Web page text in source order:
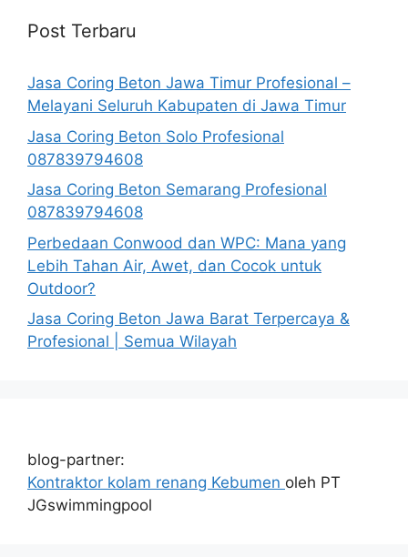
Post Terbaru
Jasa Coring Beton Jawa Timur Profesional –
Melayani Seluruh Kabupaten di Jawa Timur
Jasa Coring Beton Solo Profesional
087839794608
Jasa Coring Beton Semarang Profesional
087839794608
Perbedaan Conwood dan WPC: Mana yang
Lebih Tahan Air, Awet, dan Cocok untuk
Outdoor?
Jasa Coring Beton Jawa Barat Terpercaya &
Profesional | Semua Wilayah
blog-partner:
Kontraktor kolam renang Kebumen oleh PT
JGswimmingpool